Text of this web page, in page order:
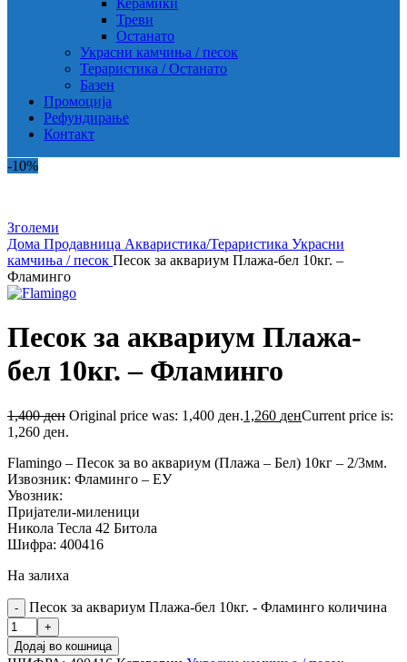
Керамики
Треви
Останато
Украсни камчиња / песок
Тераристика / Останато
Базен
Промоција
Рефундирање
Контакт
-10%
Зголеми
Дома Продавница Акваристика/Тераристика Украсни
камчиња / песок Песок за аквариум Плажа-бел 10кг. –
Фламинго
Песок за аквариум Плажа-
бел 10кг. – Фламинго
1,400ден Original price was: 1,400 ден.1,260 денCurrent price is:
1,260 ден.
Flamingo – Песок за во аквариум (Плажа – Бел) 10кг – 2/3мм.
Извозник: Фламинго – ЕУ
Увозник:
Пријатели-миленици
Никола Тесла 42 Битола
Шифра: 400416
На залиха
Песок за аквариум Плажа-бел 10кг. - Фламинго количина
Додај во кошница